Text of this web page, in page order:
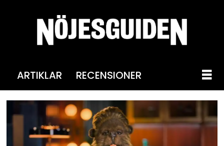
ARTIKLAR RECENSIONER